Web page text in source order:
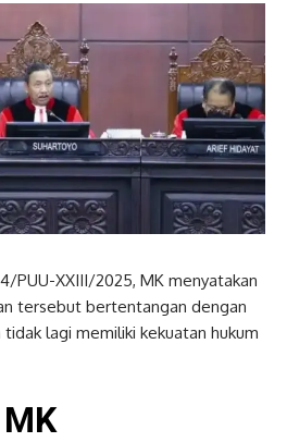
PUU-XXIII/2025, MK menyatakan
tersebut bertentangan dengan
lagi memiliki kekuatan hukum